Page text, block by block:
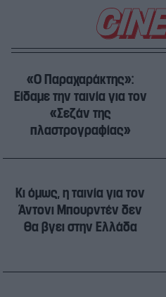
«Ο Παραχαράκτης»:
Είδαμε την ταινία για τον
«Σεζάν της
πλαστρογραφίας»
Κι όμως, η ταινία για τον
Άντονι Μπουρντέν δεν
θα βγει στην Ελλάδα